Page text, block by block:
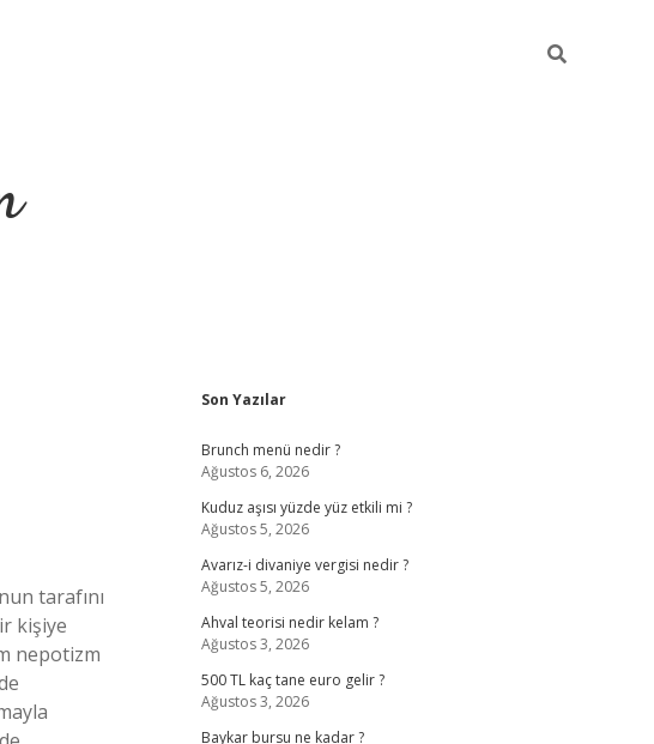
tarafını
kişiye
nepotizm
Sidebar
Son Yazılar
Brunch menü nedir ?
Ağustos 6, 2026
Kuduz aşısı yüzde yüz etkili mi ?
Ağustos 5, 2026
Avarız-i divaniye vergisi nedir ?
Ağustos 5, 2026
Ahval teorisi nedir kelam ?
Ağustos 3, 2026
500 TL kaç tane euro gelir ?
Ağustos 3, 2026
Baykar bursu ne kadar ?